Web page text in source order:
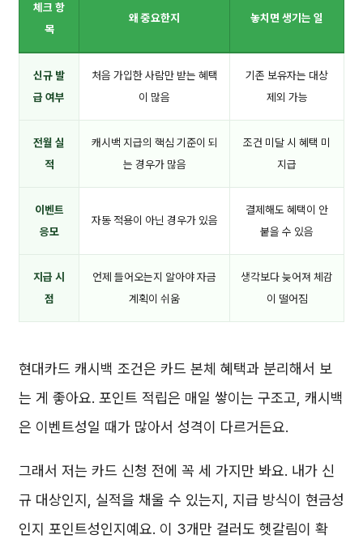
체크 항
목
왜 중요한지 놓치면 생기는 일
신규 발
급 여부
처음 가입한 사람만 받는 혜택
이 많음
기존 보유자는 대상
제외 가능
전월 실
적
캐시백 지급의 핵심 기준이 되
는 경우가 많음
조건 미달 시 혜택 미
지급
이벤트
응모
자동 적용이 아닌 경우가 있음
결제해도 혜택이 안
붙을 수 있음
지급 시
점
언제 들어오는지 알아야 자금
계획이 쉬움
생각보다 늦어져 체감
이 떨어짐
현대카드 캐시백 조건은 카드 본체 혜택과 분리해서 보
는 게 좋아요. 포인트 적립은 매일 쌓이는 구조고, 캐시백
은 이벤트성일 때가 많아서 성격이 다르거든요.
그래서 저는 카드 신청 전에 꼭 세 가지만 봐요. 내가 신
규 대상인지, 실적을 채울 수 있는지, 지급 방식이 현금성
인지 포인트성인지예요. 이 3개만 걸러도 헷갈림이 확